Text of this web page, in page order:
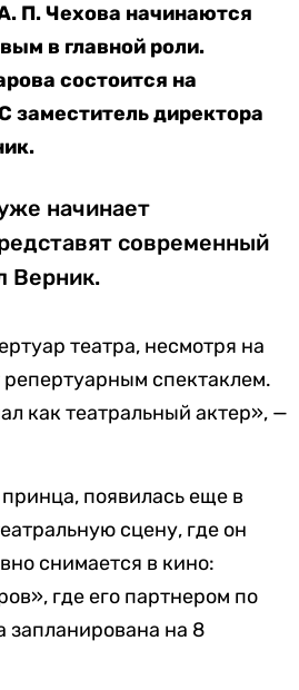
П. Чехова начинаются
в главной роли.
состоится на
заместитель директора
начинает
современный
Верник.
театра, несмотря на
репертуарным спектаклем.
как театральный актер», —
появилась еще в
сцену, где он
снимается в кино:
где его партнером по
на 8